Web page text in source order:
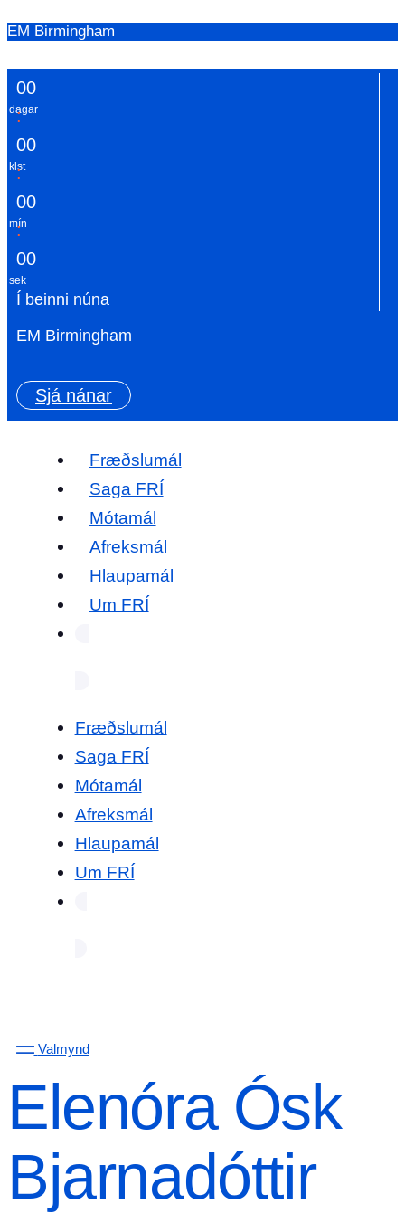
EM Birmingham
00
dagar
:
00
klst
:
00
mín
:
00
sek
Í beinni núna
EM Birmingham
Sjá nánar
Fræðslumál
Saga FRÍ
Mótamál
Afreksmál
Hlaupamál
Um FRÍ
Fræðslumál
Saga FRÍ
Mótamál
Afreksmál
Hlaupamál
Um FRÍ
Valmynd
Elenóra Ósk
Bjarnadóttir